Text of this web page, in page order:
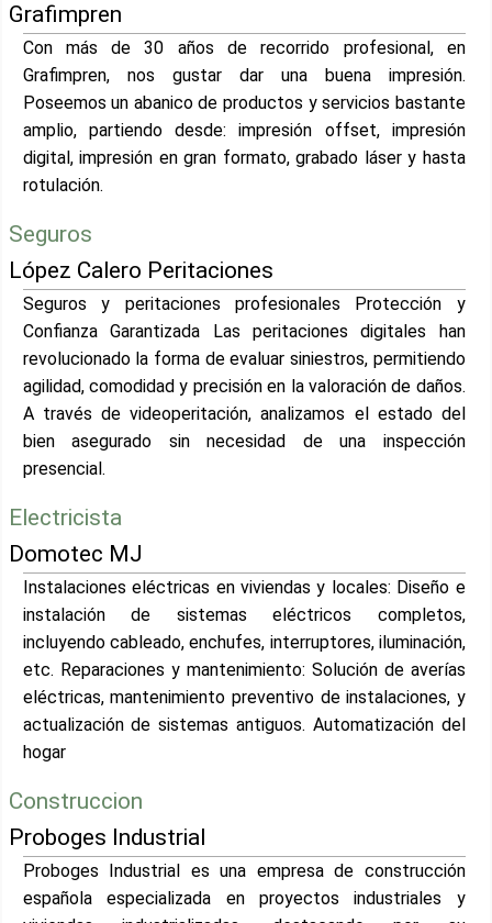
Grafimpren
Con más de 30 años de recorrido profesional, en
Grafimpren, nos gustar dar una buena impresión.
Poseemos un abanico de productos y servicios bastante
amplio, partiendo desde: impresión offset, impresión
digital, impresión en gran formato, grabado láser y hasta
rotulación.
Seguros
López Calero Peritaciones
Seguros y peritaciones profesionales Protección y
Confianza Garantizada Las peritaciones digitales han
revolucionado la forma de evaluar siniestros, permitiendo
agilidad, comodidad y precisión en la valoración de daños.
A través de videoperitación, analizamos el estado del
bien asegurado sin necesidad de una inspección
presencial.
Electricista
Domotec MJ
Instalaciones eléctricas en viviendas y locales: Diseño e
instalación de sistemas eléctricos completos,
incluyendo cableado, enchufes, interruptores, iluminación,
etc. Reparaciones y mantenimiento: Solución de averías
eléctricas, mantenimiento preventivo de instalaciones, y
actualización de sistemas antiguos. Automatización del
hogar
Construccion
Proboges Industrial
Proboges Industrial es una empresa de construcción
española especializada en proyectos industriales y